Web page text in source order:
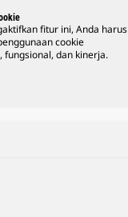
fitur ini, Anda harus
cookie
fungsional, dan kinerja.